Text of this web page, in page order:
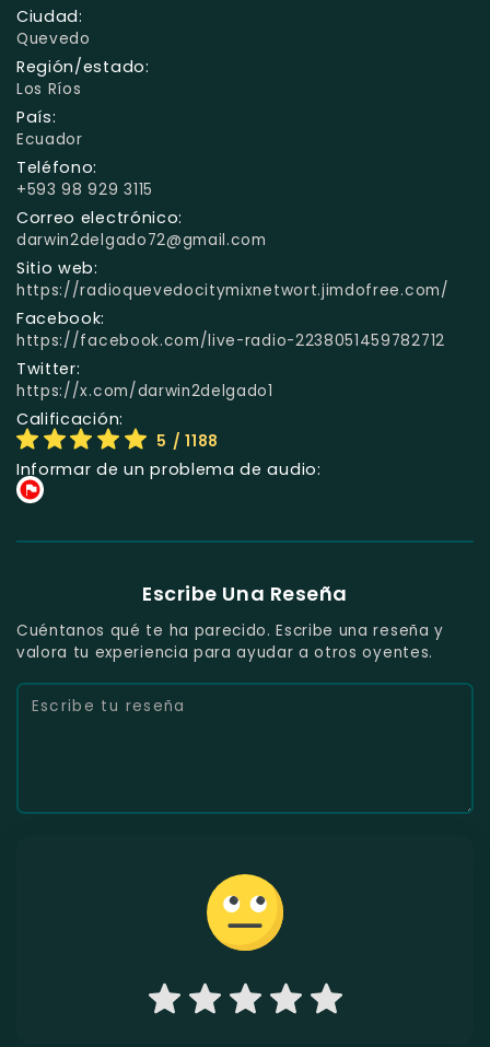
Ciudad:
Quevedo
Región/estado:
Los Ríos
País:
Ecuador
Teléfono:
+593 98 929 3115
Correo electrónico:
darwin2delgado72@gmail.com
Sitio web:
https://radioquevedocitymixnetwort.jimdofree.com/
Facebook:
https://facebook.com/live-radio-2238051459782712
Twitter:
https://x.com/darwin2delgado1
Calificación:
5 / 1188
Informar de un problema de audio:
Escribe Una Reseña
Cuéntanos qué te ha parecido. Escribe una reseña y
valora tu experiencia para ayudar a otros oyentes.